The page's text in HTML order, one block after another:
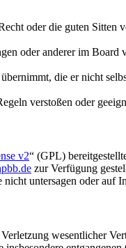
oder die guten Sitten
oder anderer im
die er nicht
verstoßen oder
v2“ (GPL)
zur Verfügung
untersagen oder auf
wesentlicher